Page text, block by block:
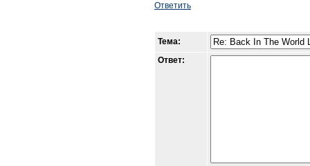
Ответить
Тема:
Ответ: